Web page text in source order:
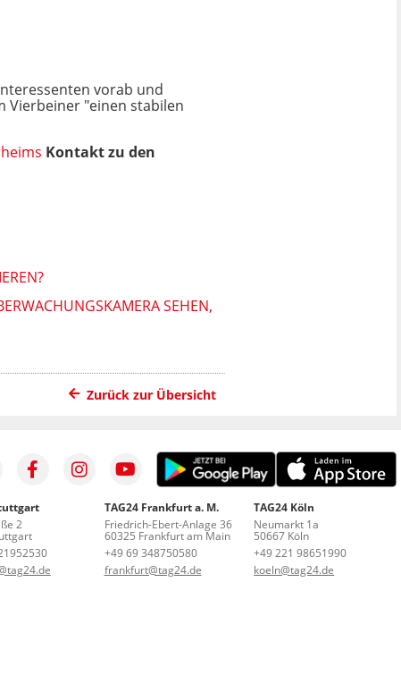
vorab und
Vierbeiner "einen stabilen
Kontakt zu den
SEHEN,
Zurück zur Übersicht
2
TAG24 Frankfurt a. M.
Friedrich-Ebert-Anlage 36
60325 Frankfurt am Main
+49 69 348750580
frankfurt@tag24.de
TAG24 Köln
Neumarkt 1a
50667 Köln
+49 221 98651990
koeln@tag24.de